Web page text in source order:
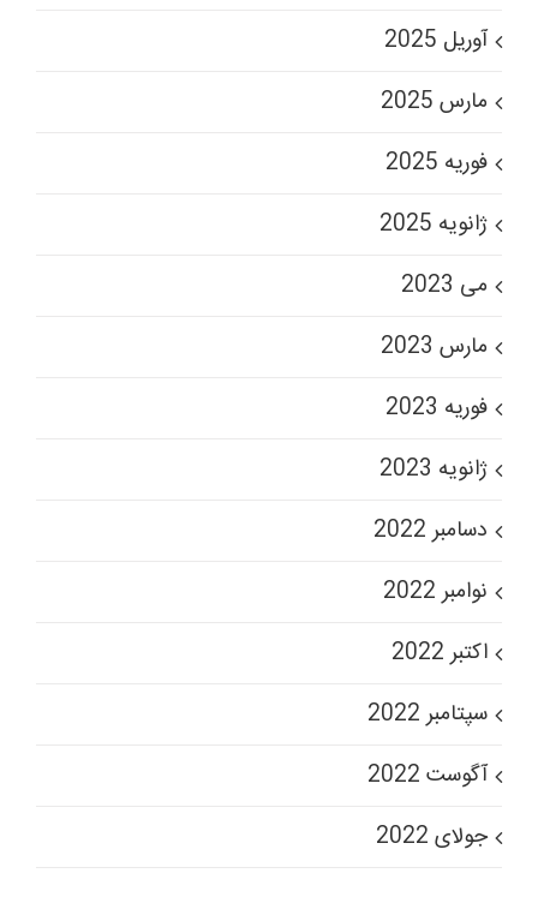
آوریل 2025
مارس 2025
فوریه 2025
ژانویه 2025
می 2023
مارس 2023
فوریه 2023
ژانویه 2023
دسامبر 2022
نوامبر 2022
اکتبر 2022
سپتامبر 2022
آگوست 2022
جولای 2022